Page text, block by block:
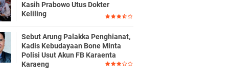
Kasih Prabowo Utus Dokter
Keliling
Sebut Arung Palakka Penghianat,
Kadis Kebudayaan Bone Minta
Polisi Usut Akun FB Karaenta
Karaeng